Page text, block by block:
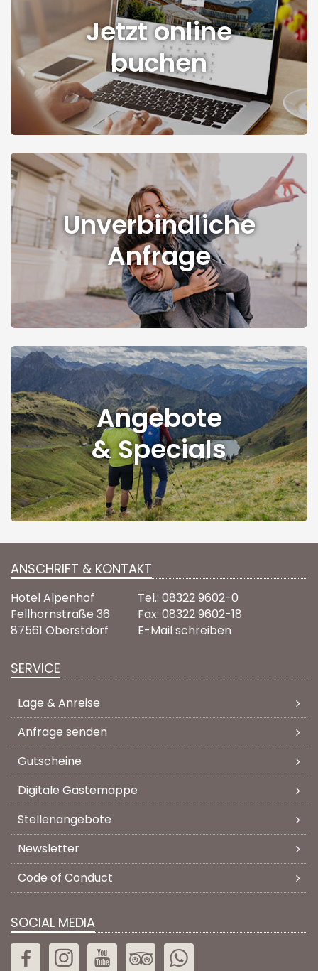
Jetzt online
buchen
Unverbindliche
Anfrage
Angebote
& Specials
ANSCHRIFT & KONTAKT
Hotel Alpenhof
Fellhornstraße 36
87561 Oberstdorf
Tel.: 08322 9602-0
Fax: 08322 9602-18
E-Mail schreiben
SERVICE
Lage & Anreise
Anfrage senden
Gutscheine
Digitale Gästemappe
Stellenangebote
Newsletter
Code of Conduct
SOCIAL MEDIA